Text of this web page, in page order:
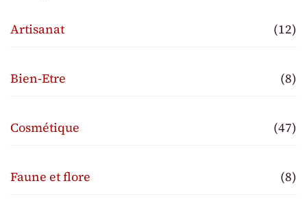
Artisanat (12)
Bien-Etre (8)
Cosmétique (47)
Faune et flore (8)